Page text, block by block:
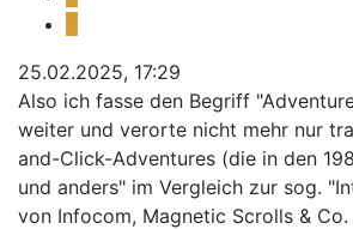
25.02.2025, 17:29
Also ich fasse den Begriff
weiter und verorte nicht mehr nur
and-Click-Adventures (die in den
und anders" im Vergleich zur sog.
von Infocom, Magnetic Scrolls &